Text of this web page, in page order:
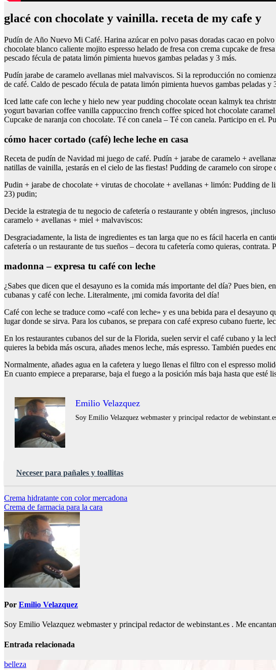
glacé con chocolate y vainilla. receta de my cafe y
Pudín de Año Nuevo Mi Café. Harina azúcar en polvo pasas doradas cacao en
chocolate blanco caliente mojito espresso helado de fresa con crema cupcake de
pescado fécula de patata limón pimienta huevos gambas peladas y 3 más.
Pudín jarabe de caramelo avellanas miel malvaviscos. Si la reproducción no
de café. Caldo de pescado fécula de patata limón pimienta huevos gambas peladas y
Iced latte cafe con leche y hielo new year pudding chocolate ocean kalmyk tea
yogurt bavarian coffee vanilla cappuccino french coffee spiced hot chocolate
Cupcake de naranja con chocolate. Té con canela – Té con canela. Participo en el.
cómo hacer cortado (café) leche leche en casa
Receta de pudín de Navidad mi juego de café. Pudín + jarabe de caramelo +
natillas de vainilla, ¡estarás en el cielo de las fiestas! Pudding de caramelo con
Pudin + jarabe de chocolate + virutas de chocolate + avellanas + limón: Pudding
23) pudin;
Decide la estrategia de tu negocio de cafetería o restaurante y obtén ingresos,
caramelo + avellanas + miel + malvaviscos:
Desgraciadamente, la lista de ingredientes es tan larga que no es fácil hacerla en
cafetería o un restaurante de tus sueños – decora tu cafetería como quieras,
madonna – expresa tu café con leche
¿Sabes que dicen que el desayuno es la comida más importante del día? Pues bien,
cubanas y café con leche. Literalmente, ¡mi comida favorita del día!
Café con leche se traduce como «café con leche» y es una bebida para el
lugar donde se sirva. Para los cubanos, se prepara con café expreso cubano fuerte,
En los restaurantes cubanos del sur de la Florida, suelen servir el café cubano y la
quieres la bebida más oscura, añades menos leche, más espresso. También puedes
Normalmente, añades agua en la cafetera y luego llenas el filtro con el espresso
En cuanto empiece a prepararse, baja el fuego a la posición más baja hasta que
Emilio Velazquez
Soy Emilio Velazquez webmaster y principal redactor de
Neceser para pañales y toallitas
Navegación
de
entradas
Crema hidratante con color mercadona
Crema de farmacia para la cara
Por Emilio Velazquez
Soy Emilio Velazquez webmaster y principal redactor de webinstant.es . Me
Entrada relacionada
belleza